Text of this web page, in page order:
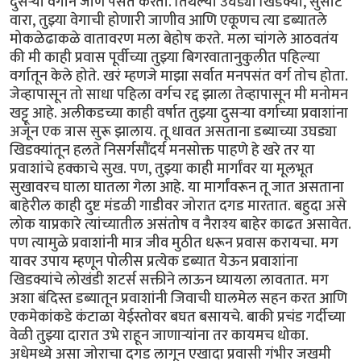
वारा, तुझ्या वेगाची होणारी जाणीव आणि एकूणच त्या डब्यातले
मोकळेढाकळे वातावरण मला बेहोष करते. मला चांगले आठवतंय
की मी काही प्रवास पूर्वीच्या तुझ्या बिगरवातानुकुलीत पहिल्या
वर्गातून केले होते. खरं म्हणजे माझा सर्वात मनपसंत वर्ग तोच होता.
जेव्हापासून तो साधा पहिला वर्गच रद्द झाला तेव्हापासून मी मनोमन
खट्टू आहे. अलीकडच्या काही वर्षात तुझ्या दुसऱ्या वर्गाच्या प्रवाशांना
अजून एक त्रास सुरू झालाय. तू धावत असताना डब्याच्या उघड्या
खिडक्यांतून हलते निसर्गसौंदर्य मनसोक्त पाहणे हे खरे तर या
प्रवाशांचे हक्काचे सुख. पण, तुझ्या काही मार्गांवर या मूलभूत
सुखावरच घाला घातला गेला आहे. या मार्गांवरून तू जात असताना
बाहेरील काही दुष्ट मंडळी गाडीवर जोरात दगड मारतात. बहुदा असे
लोक याप्रकारे त्यांच्यातील असंतोष व नैराश्य बाहेर काढत असावेत.
पण त्यामुळे प्रवाशांनी मात्र जीव मुठीत धरून प्रवास करायचा. मग
यावर उपाय म्हणून पोलीस प्रत्येक डब्यात येऊन प्रवाशांना
खिडक्यांचे लोखंडी शटर्स सक्तीने लाऊन घ्यायला लावतात. मग
अशा बंदिस्त डब्यातून प्रवाशांनी जिवाची घालमेल सहन करत आणि
एकमेकांकडे कंटाळा येईस्तोवर बघत बसायचे. बाकी प्रचंड गर्दीच्या
वेळी तुझ्या दारात उभे राहून जाणाऱ्यांना तर कायमच धोका.
अधेमध्ये असा जोराचा दगड लागून एखादा प्रवासी गंभीर जखमी